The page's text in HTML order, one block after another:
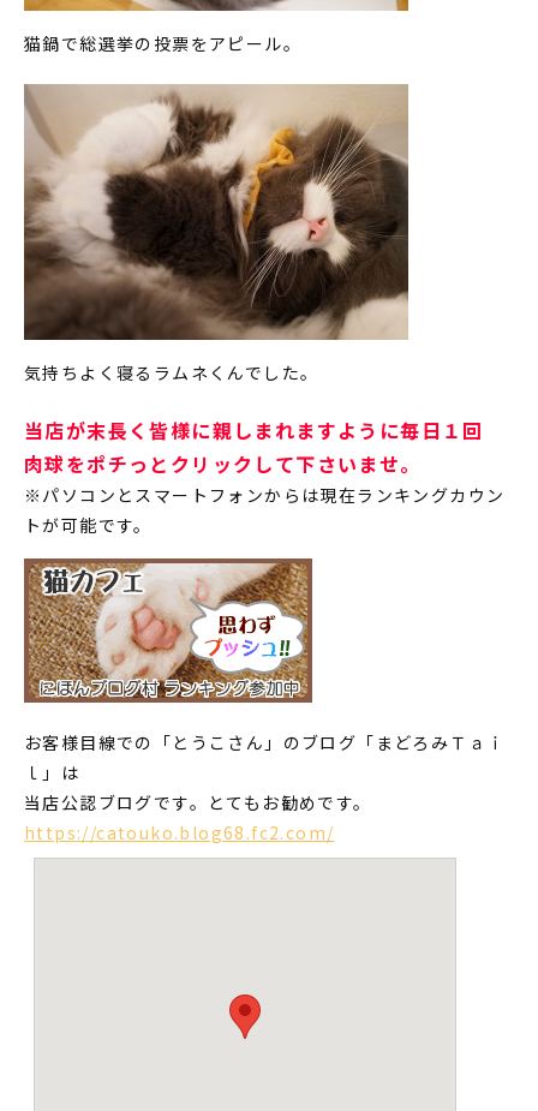
猫鍋で総選挙の投票をアピール。
気持ちよく寝るラムネくんでした。
当店が末長く皆様に親しまれますように毎日１回
肉球をポチっとクリックして下さいませ。
※パソコンとスマートフォンからは現在ランキングカウン
トが可能です。
お客様目線での「とうこさん」のブログ「まどろみＴａｉ
ｌ」は
当店公認ブログです。とてもお勧めです。
https://catouko.blog68.fc2.com/